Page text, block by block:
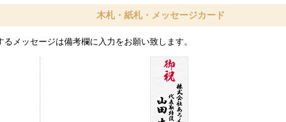
木札・紙札・メッセージカード
メッセージは備考欄に入力をお願い致します。